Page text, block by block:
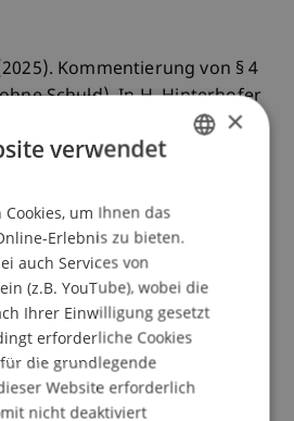
Kommentierung von § 4
Schuld). In H. Hinterhofer
Lieferung.
×
verwendet
um Ihnen das
Erlebnis zu bieten.
auch Services von
(z.B. YouTube), wobei die
Ihrer Einwilligung gesetzt
erforderliche Cookies
die grundlegende
Website erforderlich
nicht deaktiviert